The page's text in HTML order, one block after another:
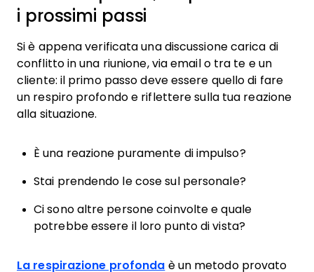
i prossimi passi
Si è appena verificata una discussione carica di
conflitto in una riunione, via email o tra te e un
cliente: il primo passo deve essere quello di fare
un respiro profondo e riflettere sulla tua reazione
alla situazione.
È una reazione puramente di impulso?
Stai prendendo le cose sul personale?
Ci sono altre persone coinvolte e quale
potrebbe essere il loro punto di vista?
La respirazione profonda è un metodo provato